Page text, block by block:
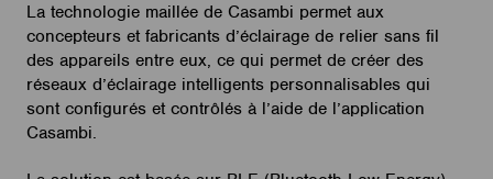
La technologie maillée de Casambi permet aux
concepteurs et fabricants d’éclairage de relier sans fil
des appareils entre eux, ce qui permet de créer des
réseaux d’éclairage intelligents personnalisables qui
sont configurés et contrôlés à l’aide de l’application
Casambi.